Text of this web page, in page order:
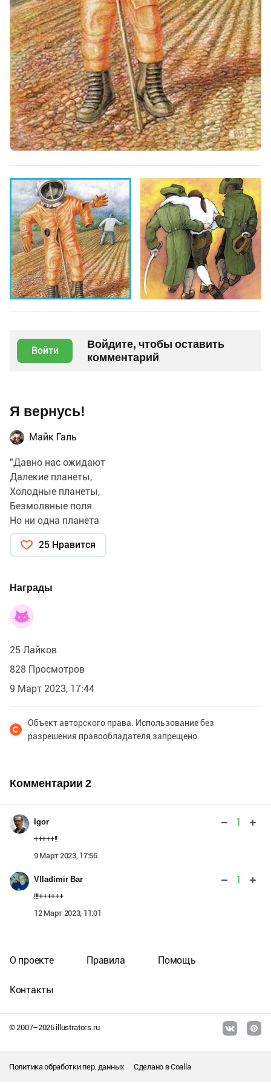
Войти
Войдите, чтобы оставить
комментарий
Я вернусь!
Майк Галь
"Давно нас ожидают
Далекие планеты,
Холодные планеты,
Безмолвные поля.
Но ни одна планета
Не ждет нас так, как эта
Планета дорогая
25 Нравится
Награды
25 Лайков
828 Просмотров
9 Март 2023, 17:44
Объект авторского права. Использование без
разрешения правообладателя запрещено.
Комментарии 2
Igor 1
+++++!!
9 Март 2023, 17:56
Vlladimir Bar 1
!!!++++++
12 Март 2023, 11:01
© 2007–2026illustrators.ru
О проекте Правила Помощь
Контакты
Политика обработки пер. данных Сделано вCoalla